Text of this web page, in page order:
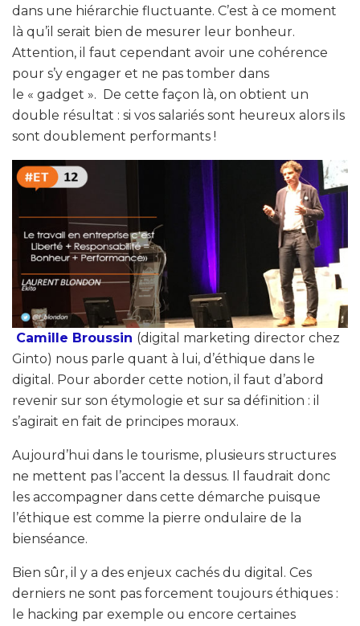
dans une hiérarchie fluctuante. C’est à ce moment
là qu’il serait bien de mesurer leur bonheur.
Attention, il faut cependant avoir une cohérence
pour s’y engager et ne pas tomber dans
le « gadget ». De cette façon là, on obtient un
double résultat : si vos salariés sont heureux alors ils
sont doublement performants !
Camille Broussin (digital marketing director chez
Ginto) nous parle quant à lui, d’éthique dans le
digital. Pour aborder cette notion, il faut d’abord
revenir sur son étymologie et sur sa définition : il
s’agirait en fait de principes moraux.
Aujourd’hui dans le tourisme, plusieurs structures
ne mettent pas l’accent la dessus. Il faudrait donc
les accompagner dans cette démarche puisque
l’éthique est comme la pierre ondulaire de la
bienséance.
Bien sûr, il y a des enjeux cachés du digital. Ces
derniers ne sont pas forcement toujours éthiques :
le hacking par exemple ou encore certaines